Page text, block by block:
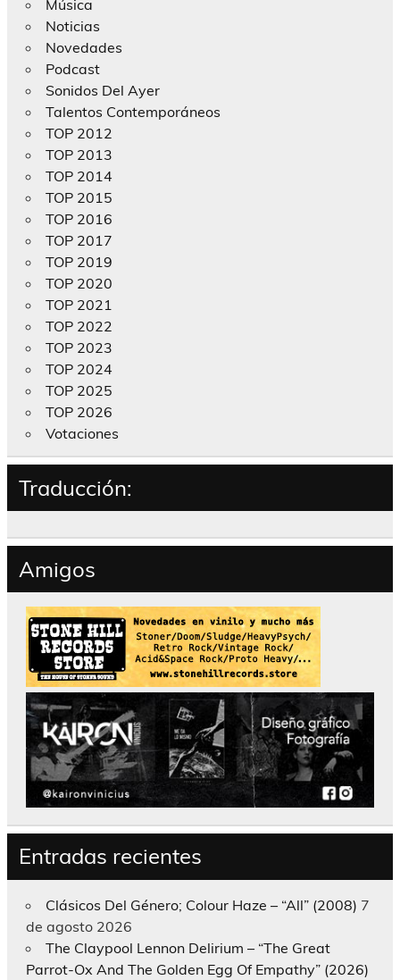
Música
Noticias
Novedades
Podcast
Sonidos Del Ayer
Talentos Contemporáneos
TOP 2012
TOP 2013
TOP 2014
TOP 2015
TOP 2016
TOP 2017
TOP 2019
TOP 2020
TOP 2021
TOP 2022
TOP 2023
TOP 2024
TOP 2025
TOP 2026
Votaciones
Traducción:
Amigos
Entradas recientes
Clásicos Del Género; Colour Haze – “All” (2008) 7
de agosto 2026
The Claypool Lennon Delirium – “The Great
Parrot-Ox And The Golden Egg Of Empathy” (2026)